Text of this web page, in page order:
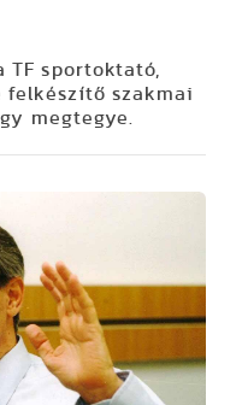
TF sportoktató,
felkészítő szakmai
megtegye.